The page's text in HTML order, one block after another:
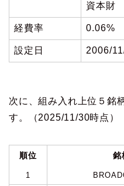
資本財
経費率 0.06%
設定日 2006/
次に、組み入れ上位５銘
す。（2025/11/30時点）
順位 銘
1